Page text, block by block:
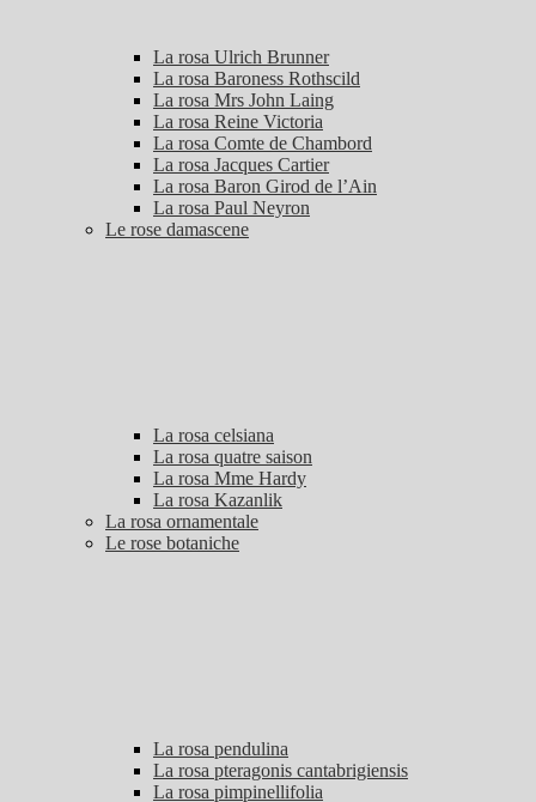
La rosa Ulrich Brunner
La rosa Baroness Rothscild
La rosa Mrs John Laing
La rosa Reine Victoria
La rosa Comte de Chambord
La rosa Jacques Cartier
La rosa Baron Girod de l’Ain
La rosa Paul Neyron
Le rose damascene
La rosa celsiana
La rosa quatre saison
La rosa Mme Hardy
La rosa Kazanlik
La rosa ornamentale
Le rose botaniche
La rosa pendulina
La rosa pteragonis cantabrigiensis
La rosa pimpinellifolia